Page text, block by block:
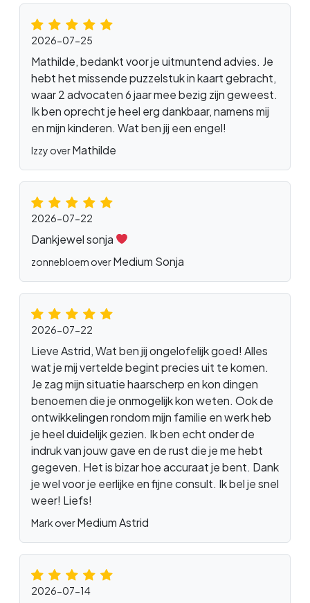
2026-07-25
Mathilde, bedankt voor je uitmuntend advies. Je
hebt het missende puzzelstuk in kaart gebracht,
waar 2 advocaten 6 jaar mee bezig zijn geweest.
Ik ben oprecht je heel erg dankbaar, namens mij
en mijn kinderen. Wat ben jij een engel!
Izzy overMathilde
2026-07-22
Dankjewel sonja
zonnebloem overMedium Sonja
2026-07-22
Lieve Astrid, Wat ben jij ongelofelijk goed! Alles
wat je mij vertelde begint precies uit te komen.
Je zag mijn situatie haarscherp en kon dingen
benoemen die je onmogelijk kon weten. Ook de
ontwikkelingen rondom mijn familie en werk heb
je heel duidelijk gezien. Ik ben echt onder de
indruk van jouw gave en de rust die je me hebt
gegeven. Het is bizar hoe accuraat je bent. Dank
je wel voor je eerlijke en fijne consult. Ik bel je snel
weer! Liefs!
Mark overMedium Astrid
2026-07-14